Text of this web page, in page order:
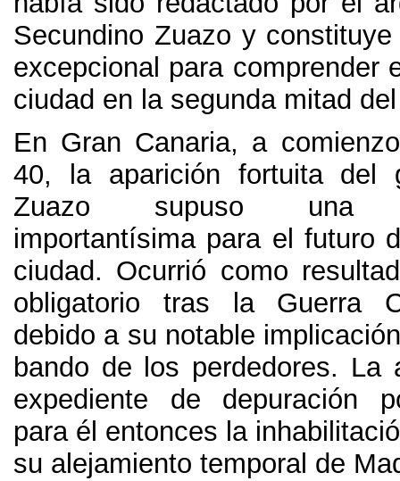
Secundino Zuazo y
excepcional para comprender
ciudad en la segunda mitad
En Gran Canaria, a
40,
la aparición fortuita del
Zuazo supuso una
importantísima para el futuro
ciudad. Ocurrió como
obligatorio tras la Guerra
debido a su notable
bando de los perdedores. La
expediente de depuración
para él entonces la
su alejamiento temporal de